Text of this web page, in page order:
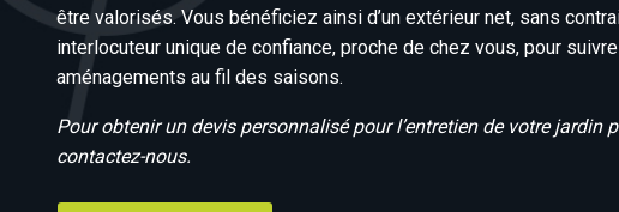
être valorisés. Vous bénéficiez ainsi d’un extérieur net, sans
interlocuteur unique de confiance, proche de chez vous, pour
aménagements au fil des saisons.
Pour obtenir un devis personnalisé pour l’entretien de votre jardin
contactez-nous.